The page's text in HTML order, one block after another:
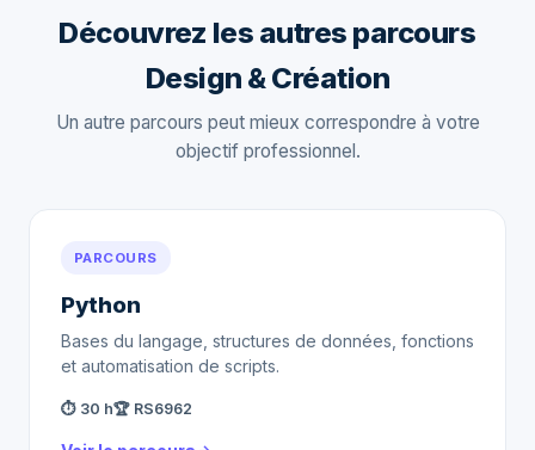
Découvrez les autres parcours
Design & Création
Un autre parcours peut mieux correspondre à votre
objectif professionnel.
PARCOURS
Python
Bases du langage, structures de données, fonctions
et automatisation de scripts.
⏱ 30 h🏆 RS6962